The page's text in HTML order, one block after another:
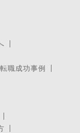
転職成功事例